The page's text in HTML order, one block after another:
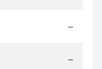
—
—